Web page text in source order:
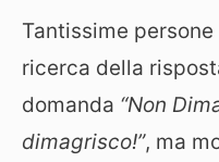
Tantissime
ricerca della
domanda “Non
dimagrisco!”, ma